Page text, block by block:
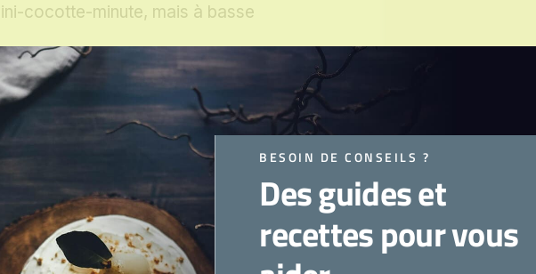
cocotte-minute, mais à basse
à la vapeur classique où l’eau est
les ingrédients sont directement en
et la vapeur qu’ils dégagent. Cela
mélanger et de s’intensifier
de cuisson lente qui demande un
résultat en vaut toujours la peine, offrant
d’une tendreté inégalée.
BESOIN DE CONSEILS ?
Des guides et
recettes pour vous